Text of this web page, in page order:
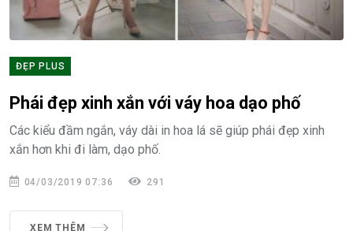
ĐẸP PLUS
Phái đẹp xinh xắn với váy hoa dạo phố
Các kiểu đầm ngắn, váy dài in hoa lá sẽ giúp phái đẹp xinh
xắn hơn khi đi làm, dạo phố.
04/03/2019 07:36 291
XEM THÊM